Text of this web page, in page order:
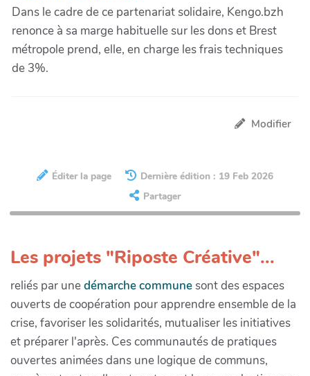
Dans le cadre de ce partenariat solidaire, Kengo.bzh
renonce à sa marge habituelle sur les dons et Brest
métropole prend, elle, en charge les frais techniques
de 3%.
Modifier
Éditer la page
Dernière édition : 19 Feb 2026
Partager